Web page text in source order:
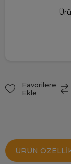
Favorilere
Ekle
ÜRÜN